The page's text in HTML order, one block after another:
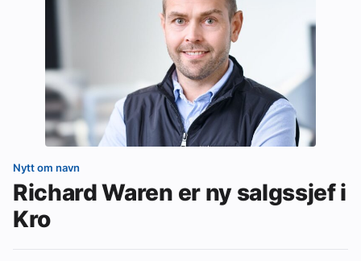
Nytt om navn
Richard Waren er ny salgssjef i
Kro